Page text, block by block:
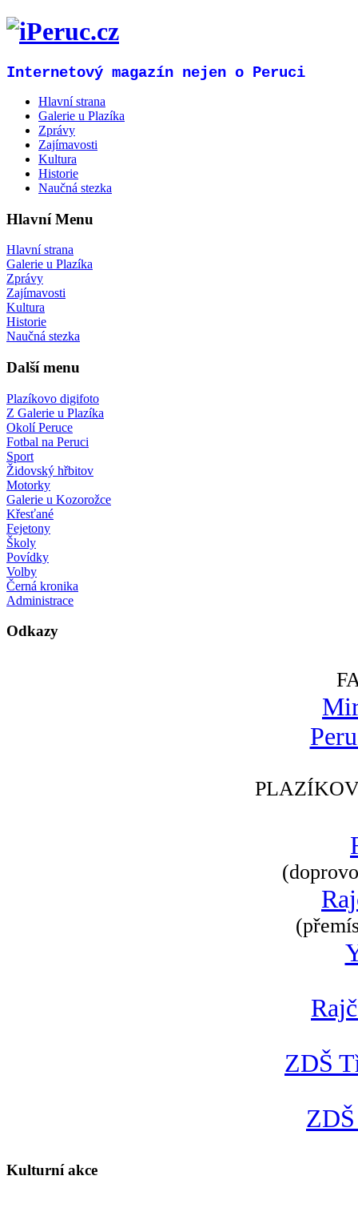
Internetový magazín nejen o Peruci
Hlavní strana
Galerie u Plazíka
Zprávy
Zajímavosti
Kultura
Historie
Naučná stezka
Hlavní Menu
Hlavní strana
Galerie u Plazíka
Zprávy
Zajímavosti
Kultura
Historie
Naučná stezka
Další menu
Plazíkovo digifoto
Z Galerie u Plazíka
Okolí Peruce
Fotbal na Peruci
Sport
Židovský hřbitov
Motorky
Galerie u Kozorožce
Křesťané
Fejetony
Školy
Povídky
Volby
Černá kronika
Administrace
Odkazy
ZDŠ
Kulturní akce